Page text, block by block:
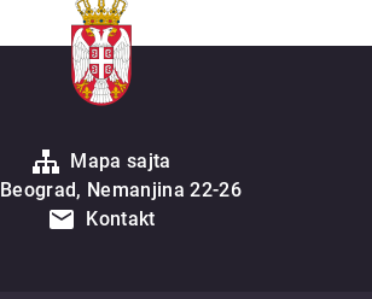
Mapa sajta
Beograd, Nemanjina 22-26
Kontakt